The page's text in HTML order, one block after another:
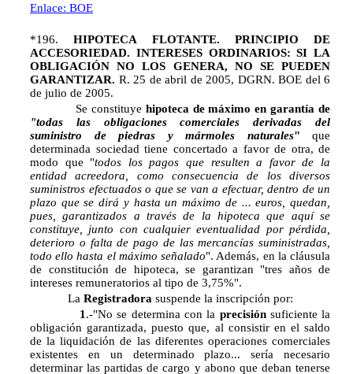
Enlace: BOE
*196.HIPOTECA FLOTANTE. PRINCIPIO DE
ACCESORIEDAD. INTERESES ORDINARIOS: SI LA
OBLIGACIÓN NO LOS GENERA, NO SE PUEDEN
GARANTIZAR. R. 25 de abril de 2005, DGRN. BOE del 6
de julio de 2005.
Se constituye hipoteca de máximo en garantía de
"todas las obligaciones comerciales derivadas del
suministro de piedras y mármoles naturales" que
determinada sociedad tiene concertado a favor de otra, de
modo que "todos los pagos que resulten a favor de la
entidad acreedora, como consecuencia de los diversos
suministros efectuados o que se van a efectuar, dentro de un
plazo que se dirá y hasta un máximo de ... euros, quedan,
pues, garantizados a través de la hipoteca que aquí se
constituye, junto con cualquier eventualidad por pérdida,
deterioro o falta de pago de las mercancías suministradas,
todo ello hasta el máximo señalado". Además, en la cláusula
de constitución de hipoteca, se garantizan "tres años de
intereses remuneratorios al tipo de 3,75%".
La Registradora suspende la inscripción por:
1.-"No se determina con la precisiónsuficiente la
obligación garantizada, puesto que, al consistir en el saldo
de la liquidación de las diferentes operaciones comerciales
existentes en un determinado plazo... sería necesario
determinar las partidas de cargo y abono que deban tenerse